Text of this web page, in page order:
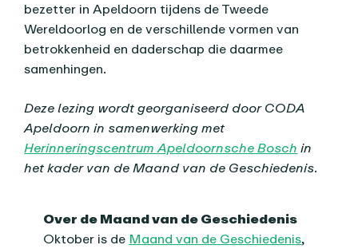
bezetter in Apeldoorn tijdens de Tweede
Wereldoorlog en de verschillende vormen van
betrokkenheid en daderschap die daarmee
samenhingen.
Deze lezing wordt georganiseerd door CODA
Apeldoorn in samenwerking met
Herinneringscentrum Apeldoornsche Bosch in
het kader van de Maand van de Geschiedenis.
Over de Maand van de Geschiedenis
Oktober is de Maand van de Geschiedenis,